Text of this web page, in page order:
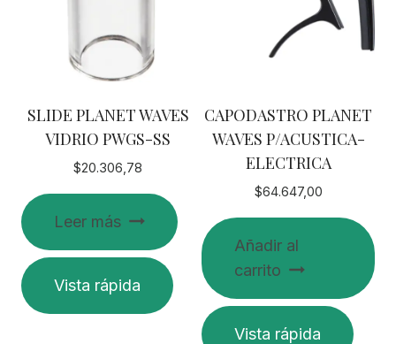
SLIDE PLANET WAVES
VIDRIO PWGS-SS
$20.306,78
Leer más
Vista rápida
CAPODASTRO PLANET
WAVES P/ACUSTICA-
ELECTRICA
$64.647,00
Añadir al
carrito
Vista rápida